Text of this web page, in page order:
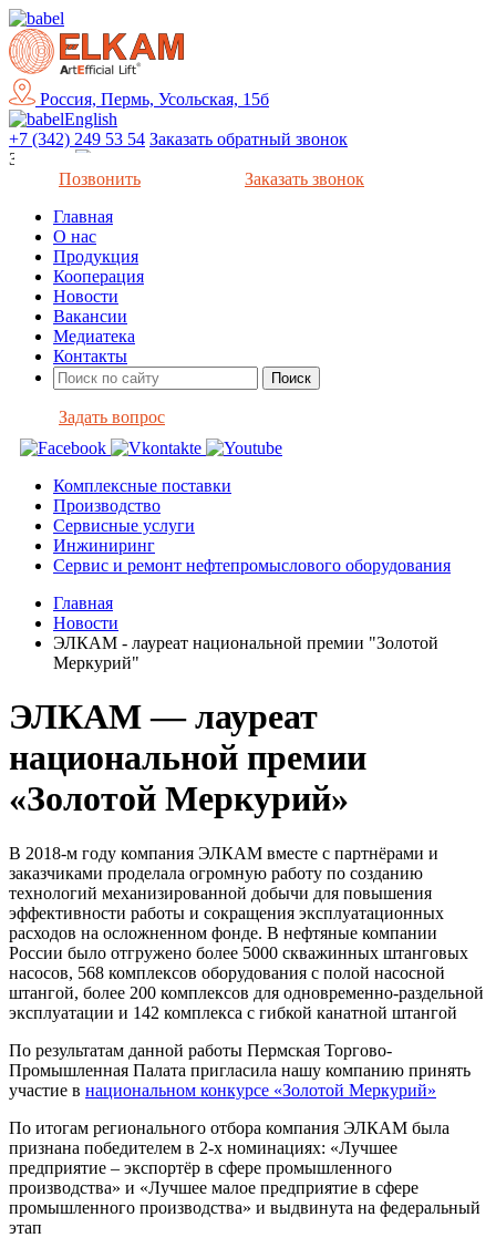
Россия, Пермь, Усольская, 15б
English
+7 (342) 249 53 54 Заказать обратный звонок
Закрыть
Позвонить
Заказать звонок
Главная
О нас
Продукция
Кооперация
Новости
Вакансии
Медиатека
Контакты
Задать вопрос
Комплексные поставки
Производство
Сервисные услуги
Инжиниринг
Сервис и ремонт нефтепромыслового оборудования
Главная
Новости
ЭЛКАМ - лауреат национальной премии "Золотой
Меркурий"
ЭЛКАМ — лауреат
национальной премии
«Золотой Меркурий»
В 2018-м году компания ЭЛКАМ вместе с партнёрами и
заказчиками проделала огромную работу по созданию
технологий механизированной добычи для повышения
эффективности работы и сокращения эксплуатационных
расходов на осложненном фонде. В нефтяные компании
России было отгружено более 5000 скважинных штанговых
насосов, 568 комплексов оборудования с полой насосной
штангой, более 200 комплексов для одновременно-раздельной
эксплуатации и 142 комплекса с гибкой канатной штангой
По результатам данной работы Пермская Торгово-
Промышленная Палата пригласила нашу компанию принять
участие в национальном конкурсе «Золотой Меркурий»
По итогам регионального отбора компания ЭЛКАМ была
признана победителем в 2-х номинациях: «Лучшее
предприятие – экспортёр в сфере промышленного
производства» и «Лучшее малое предприятие в сфере
промышленного производства» и выдвинута на федеральный
этап